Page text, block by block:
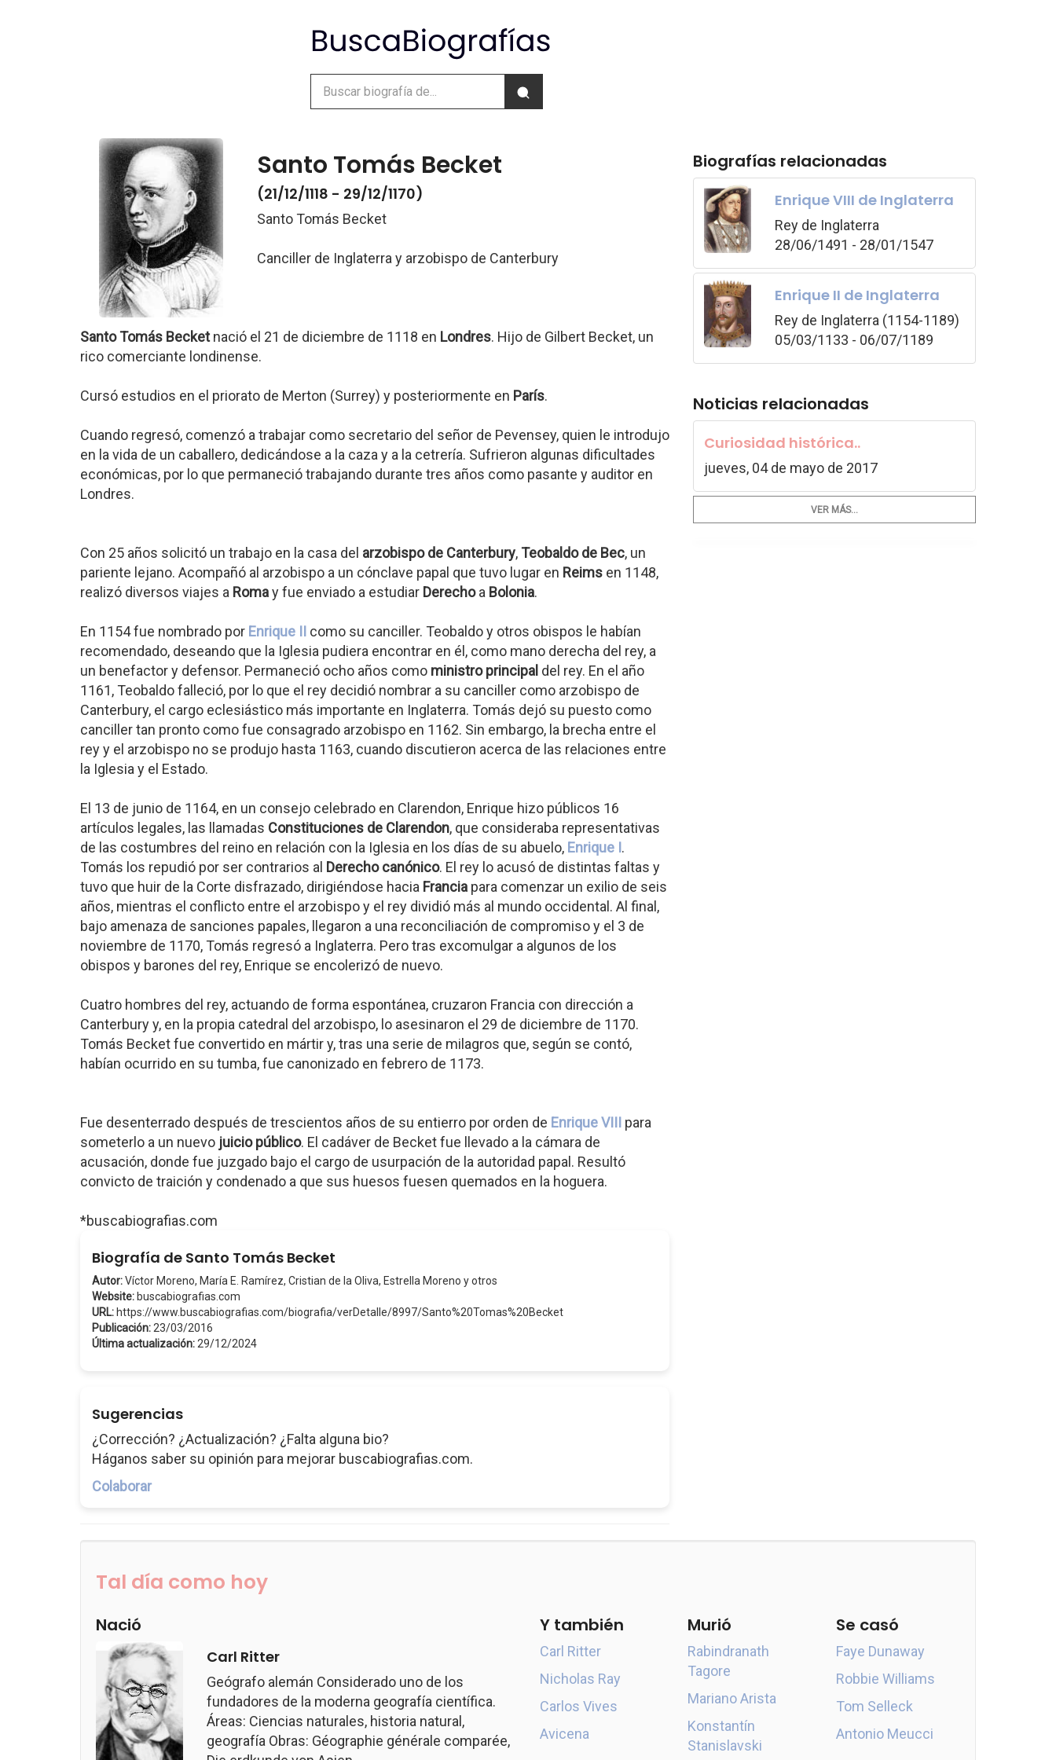
Santo Tomás Becket
(21/12/1118 - 29/12/1170)
Santo Tomás Becket
Canciller de Inglaterra y arzobispo de Canterbury
Santo Tomás Becketnació el 21 de diciembre de 1118 en Londres. Hijo de Gilbert Becket, un
rico comerciante londinense.
Cursó estudios en el priorato de Merton (Surrey) y posteriormente en París.
Cuando regresó, comenzó a trabajar como secretario del señor de Pevensey, quien le introdujo
en la vida de un caballero, dedicándose a la caza y a la cetrería. Sufrieron algunas dificultades
económicas, por lo que permaneció trabajando durante tres años como pasante y auditor en
Londres.
Con 25 años solicitó un trabajo en la casa del arzobispo de Canterbury, Teobaldo de Bec, un
pariente lejano. Acompañó al arzobispo a un cónclave papal que tuvo lugar en Reims en 1148,
realizó diversos viajes a Romay fue enviado a estudiar Derechoa Bolonia.
En 1154 fue nombrado por Enrique II como su canciller. Teobaldo y otros obispos le habían
recomendado, deseando que la Iglesia pudiera encontrar en él, como mano derecha del rey, a
un benefactor y defensor. Permaneció ocho años como ministro principal del rey. En el año
1161, Teobaldo falleció, por lo que el rey decidió nombrar a su canciller como arzobispo de
Canterbury, el cargo eclesiástico más importante en Inglaterra. Tomás dejó su puesto como
canciller tan pronto como fue consagrado arzobispo en 1162. Sin embargo, la brecha entre el
rey y el arzobispo no se produjo hasta 1163, cuando discutieron acerca de las relaciones entre
la Iglesia y el Estado.
El 13 de junio de 1164, en un consejo celebrado en Clarendon, Enrique hizo públicos 16
artículos legales, las llamadas Constituciones de Clarendon, que consideraba representativas
de las costumbres del reino en relación con la Iglesia en los días de su abuelo, Enrique I.
Tomás los repudió por ser contrarios al Derecho canónico. El rey lo acusó de distintas faltas y
tuvo que huir de la Corte disfrazado, dirigiéndose hacia Francia para comenzar un exilio de seis
años, mientras el conflicto entre el arzobispo y el rey dividió más al mundo occidental. Al final,
bajo amenaza de sanciones papales, llegaron a una reconciliación de compromiso y el 3 de
noviembre de 1170, Tomás regresó a Inglaterra. Pero tras excomulgar a algunos de los
obispos y barones del rey, Enrique se encolerizó de nuevo.
Cuatro hombres del rey, actuando de forma espontánea, cruzaron Francia con dirección a
Canterbury y, en la propia catedral del arzobispo, lo asesinaron el 29 de diciembre de 1170.
Tomás Becket fue convertido en mártir y, tras una serie de milagros que, según se contó,
habían ocurrido en su tumba, fue canonizado en febrero de 1173.
Fue desenterrado después de trescientos años de su entierro por orden de Enrique VIII para
someterlo a un nuevo juicio público. El cadáver de Becket fue llevado a la cámara de
acusación, donde fue juzgado bajo el cargo de usurpación de la autoridad papal. Resultó
convicto de traición y condenado a que sus huesos fuesen quemados en la hoguera.
*buscabiografias.com
Biografía de Santo Tomás Becket
Autor:Víctor Moreno, María E. Ramírez, Cristian de la Oliva, Estrella Moreno y otros
Website: buscabiografias.com
URL: https://www.buscabiografias.com/biografia/verDetalle/8997/Santo%20Tomas%20Becket
Publicación: 23/03/2016
Última actualización: 29/12/2024
Sugerencias
¿Corrección? ¿Actualización? ¿Falta alguna bio?
Háganos saber su opinión para mejorar buscabiografias.com.
Colaborar
Biografías relacionadas
Enrique VIII de Inglaterra
Rey de Inglaterra
28/06/1491 - 28/01/1547
Enrique II de Inglaterra
Rey de Inglaterra (1154-1189)
05/03/1133 - 06/07/1189
Noticias relacionadas
Curiosidad histórica..
jueves, 04 de mayo de 2017
VER MÁS...
Tal día como hoy
Nació
Carl Ritter
Geógrafo alemán Considerado uno de los
fundadores de la moderna geografía científica.
Áreas: Ciencias naturales, historia natural,
geografía Obras: Géographie générale comparée,
Y también
Carl Ritter
Nicholas Ray
Carlos Vives
Avicena
Murió
Rabindranath
Tagore
Mariano Arista
Konstantín
Stanislavski
Se casó
Faye Dunaway
Robbie Williams
Tom Selleck
Antonio Meucci